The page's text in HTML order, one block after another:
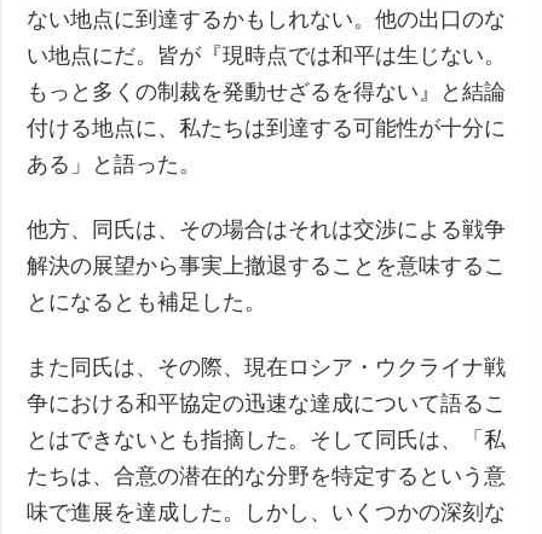
ない地点に到達するかもしれない。他の出口のな
い地点にだ。皆が『現時点では和平は生じない。
もっと多くの制裁を発動せざるを得ない』と結論
付ける地点に、私たちは到達する可能性が十分に
ある」と語った。
他方、同氏は、その場合はそれは交渉による戦争
解決の展望から事実上撤退することを意味するこ
とになるとも補足した。
また同氏は、その際、現在ロシア・ウクライナ戦
争における和平協定の迅速な達成について語るこ
とはできないとも指摘した。そして同氏は、「私
たちは、合意の潜在的な分野を特定するという意
味で進展を達成した。しかし、いくつかの深刻な